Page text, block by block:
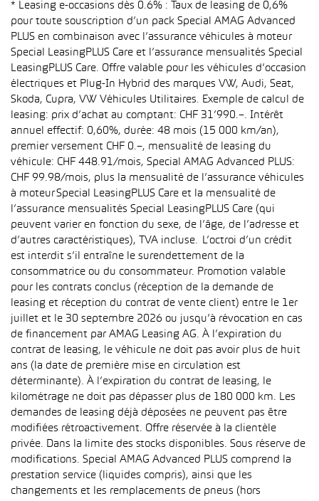
* Leasing e-occasions dès 0.6% : Taux de leasing de 0,6%
pour toute souscription d’un pack Special AMAG Advanced
PLUS en combinaison avec l’assurance véhicules à moteur
Special LeasingPLUS Care et l’assurance mensualités Special
LeasingPLUS Care. Offre valable pour les véhicules d’occasion
électriques et Plug-In Hybrid des marques VW, Audi, Seat,
Skoda, Cupra, VW Véhicules Utilitaires. Exemple de calcul de
leasing: prix d’achat au comptant: CHF 31’990.–. Intérêt
annuel effectif: 0,60%, durée: 48 mois (15 000 km/an),
premier versement CHF 0.–, mensualité de leasing du
véhicule: CHF 448.91/mois, Special AMAG Advanced PLUS:
CHF 99.98/mois, plus la mensualité de l’assurance véhicules
à moteur Special LeasingPLUS Care et la mensualité de
l’assurance mensualités Special LeasingPLUS Care (qui
peuvent varier en fonction du sexe, de l’âge, de l’adresse et
d’autres caractéristiques), TVA incluse. L’octroi d’un crédit
est interdit s’il entraîne le surendettement de la
consommatrice ou du consommateur. Promotion valable
pour les contrats conclus (réception de la demande de
leasing et réception du contrat de vente client) entre le 1er
juillet et le 30 septembre 2026 ou jusqu’à révocation en cas
de financement par AMAG Leasing AG. À l’expiration du
contrat de leasing, le véhicule ne doit pas avoir plus de huit
ans (la date de première mise en circulation est
déterminante). À l’expiration du contrat de leasing, le
kilométrage ne doit pas dépasser plus de 180 000 km. Les
demandes de leasing déjà déposées ne peuvent pas être
modifiées rétroactivement. Offre réservée à la clientèle
privée. Dans la limite des stocks disponibles. Sous réserve de
modifications. Special AMAG Advanced PLUS comprend la
prestation service (liquides compris), ainsi que les
changements et les remplacements de pneus (hors